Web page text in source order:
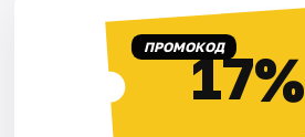
ПРОМОКОД17%